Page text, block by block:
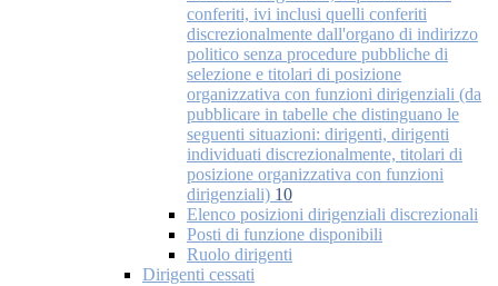
conferiti, ivi inclusi quelli conferiti
discrezionalmente dall'organo di indirizzo
politico senza procedure pubbliche di
selezione e titolari di posizione
organizzativa con funzioni dirigenziali (da
pubblicare in tabelle che distinguano le
seguenti situazioni: dirigenti, dirigenti
individuati discrezionalmente, titolari di
posizione organizzativa con funzioni
dirigenziali) 10
Elenco posizioni dirigenziali discrezionali
Posti di funzione disponibili
Ruolo dirigenti
Dirigenti cessati